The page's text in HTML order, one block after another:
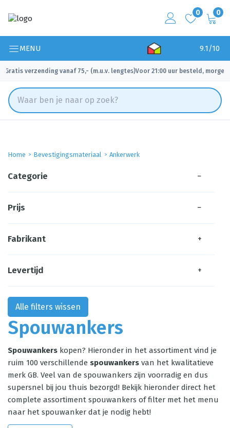
0 0
MENU 9.1/10
Gratis verzending vanaf 75,- (m.u.v. lengtes)
✓ Voor 21:00 uur besteld, morgen
Home Bevestigingsmateriaal Ankerwerk
Spouwankers
Spouwankers kopen? Hieronder in het assortiment vind je
ruim 100 verschillende spouwankers van het kwalitatieve
merk GB. Veel van de spouwankers zijn voorradig en dus
supersnel bij jou thuis bezorgd! Bekijk hieronder direct het
complete assortiment spouwankers of filter met het menu
naar het spouwanker dat je nodig hebt!
Categorie −
Prijs −
Fabrikant +
Levertijd +
Alle filters wissen